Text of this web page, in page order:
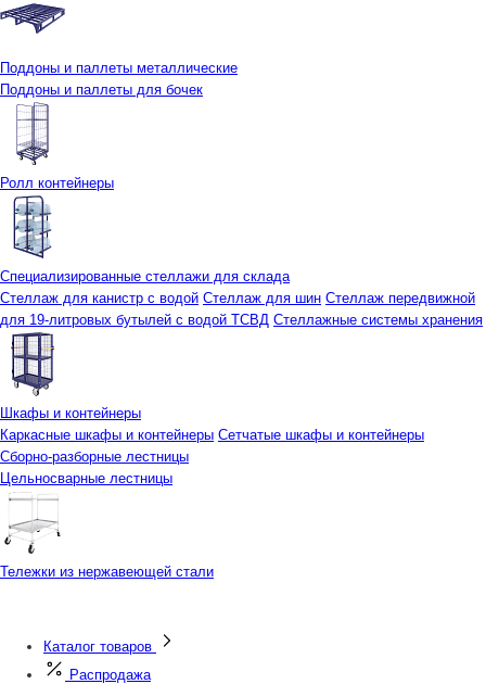
Поддоны и паллеты металлические
Поддоны и паллеты для бочек
Ролл контейнеры
Специализированные стеллажи для склада
Стеллаж для канистр с водой Стеллаж для шин Стеллаж передвижной
для 19-литровых бутылей с водой ТСВД Стеллажные системы хранения
Шкафы и контейнеры
Каркасные шкафы и контейнеры Сетчатые шкафы и контейнеры
Сборно-разборные лестницы
Цельносварные лестницы
Тележки из нержавеющей стали
Каталог товаров
Распродажа